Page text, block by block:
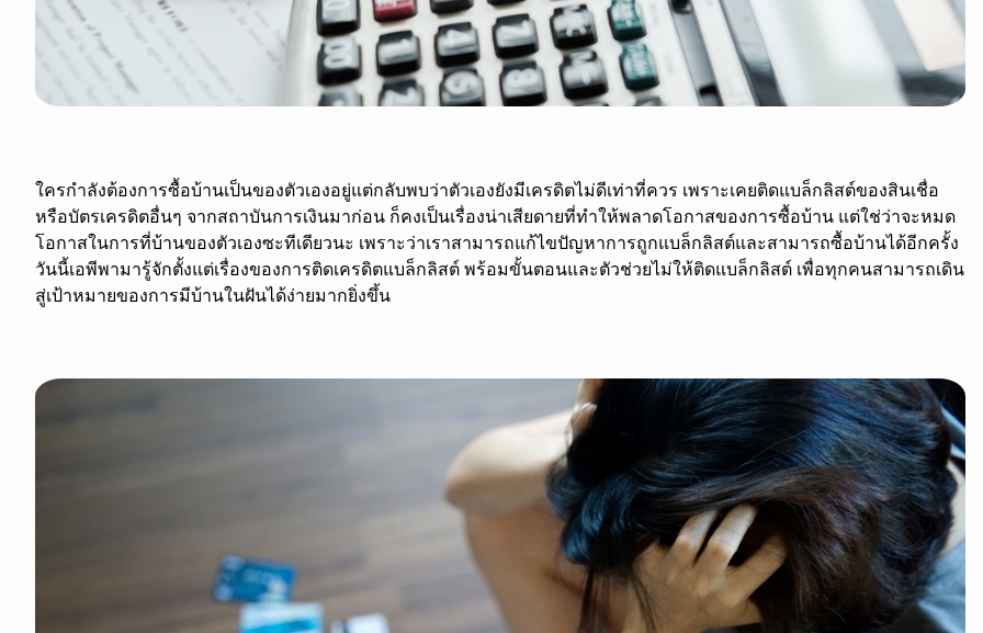
ใครกำลังต้องการซื้อบ้านเป็นของตัวเองอยู่แต่กลับพบว่าตัวเองยังมีเครดิตไม่ดีเท่าที่ควร เพราะเคยติดแบล็กลิสต์ของสินเชื่อ
หรือบัตรเครดิตอื่นๆ จากสถาบันการเงินมาก่อน ก็คงเป็นเรื่องน่าเสียดายที่ทำให้พลาดโอกาสของการซื้อบ้าน แต่ใช่ว่าจะหมด
โอกาสในการที่บ้านของตัวเองซะทีเดียวนะ เพราะว่าเราสามารถแก้ไขปัญหาการถูกแบล็กลิสต์และสามารถซื้อบ้านได้อีกครั้ง
วันนี้เอพีพามารู้จักตั้งแต่เรื่องของการติดเครดิตแบล็กลิสต์ พร้อมขั้นตอนและตัวช่วยไม่ให้ติดแบล็กลิสต์ เพื่อทุกคนสามารถเดิน
สู่เป้าหมายของการมีบ้านในฝันได้ง่ายมากยิ่งขึ้น